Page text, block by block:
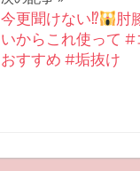
今更聞けない⁉︎
肘
いからこれ使って
おすすめ #垢抜け